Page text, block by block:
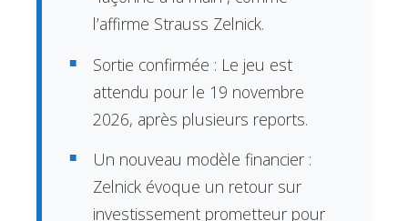
l’affirme Strauss Zelnick.
Sortie confirmée : Le jeu est
attendu pour le 19 novembre
2026, après plusieurs reports.
Un nouveau modèle financier :
Zelnick évoque un retour sur
investissement prometteur pour